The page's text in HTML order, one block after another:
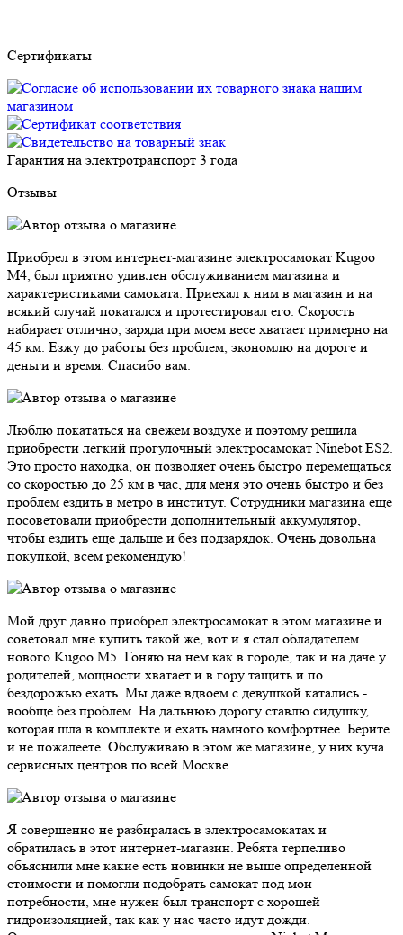
Сертификаты
Гарантия на электротранспорт 3 года
Отзывы
Приобрел в этом интернет-магазине электросамокат Kugoo
M4, был приятно удивлен обслуживанием магазина и
характеристиками самоката. Приехал к ним в магазин и на
всякий случай покатался и протестировал его. Скорость
набирает отлично, заряда при моем весе хватает примерно на
45 км. Езжу до работы без проблем, экономлю на дороге и
деньги и время. Спасибо вам.
Люблю покататься на свежем воздухе и поэтому решила
приобрести легкий прогулочный электросамокат Ninebot ES2.
Это просто находка, он позволяет очень быстро перемещаться
со скоростью до 25 км в час, для меня это очень быстро и без
проблем ездить в метро в институт. Сотрудники магазина еще
посоветовали приобрести дополнительный аккумулятор,
чтобы ездить еще дальше и без подзарядок. Очень довольна
покупкой, всем рекомендую!
Мой друг давно приобрел электросамокат в этом магазине и
советовал мне купить такой же, вот и я стал обладателем
нового Kugoo M5. Гоняю на нем как в городе, так и на даче у
родителей, мощности хватает и в гору тащить и по
бездорожью ехать. Мы даже вдвоем с девушкой катались -
вообще без проблем. На дальнюю дорогу ставлю сидушку,
которая шла в комплекте и ехать намного комфортнее. Берите
и не пожалеете. Обслуживаю в этом же магазине, у них куча
сервисных центров по всей Москве.
Я совершенно не разбиралась в электросамокатах и
обратилась в этот интернет-магазин. Ребята терпеливо
объяснили мне какие есть новинки не выше определенной
стоимости и помогли подобрать самокат под мои
потребности, мне нужен был транспорт с хорошей
гидроизоляцией, так как у нас часто идут дожди.